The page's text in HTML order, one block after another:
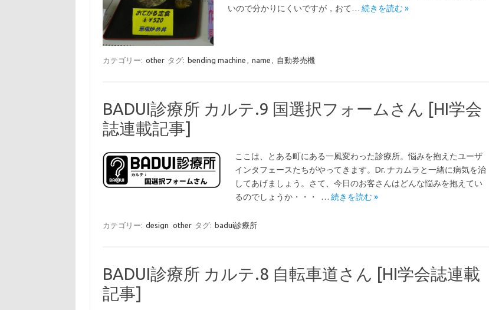
いので分かりにくいですが，おて… 続きを読む »
カテゴリー: other タグ: bending machine name 自動券売機
BADUI診療所 カルテ.9 国選択フォームさん [HI学会
誌連載記事]
ここは、とある町にある一風変わった診療所。悩みを抱えたユーザ
インタフェースたちがやってきます。Dr. ナカムラと一緒に病気を治
してあげましょう。さて、今日のお客さんはどんな悩みを抱えてい
るのでしょうか・・・ … 続きを読む »
カテゴリー: design other タグ: badui診療所
BADUI診療所 カルテ.8 自転車道さん [HI学会誌連載
記事]